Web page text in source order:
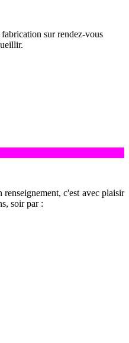
sur rendez-vous
c'est avec plaisir
soir par :